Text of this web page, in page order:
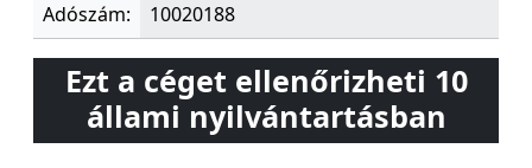
Adószám:
10020188
Ezt a céget ellenőrizheti 10
állami nyilvántartásban